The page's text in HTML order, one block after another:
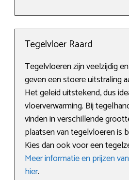
Tegelvloer Raard
Tegelvloeren zijn veelzijdig
geven een stoere uitstraling
Het geleid uitstekend, dus
vloerverwarming. Bij
vinden in verschillende
plaatsen van tegelvloeren is
Kies dan ook voor een
Meer informatie en prijzen
hier.